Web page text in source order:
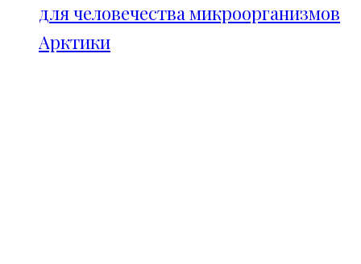
для человечества микроорганизмов
Арктики